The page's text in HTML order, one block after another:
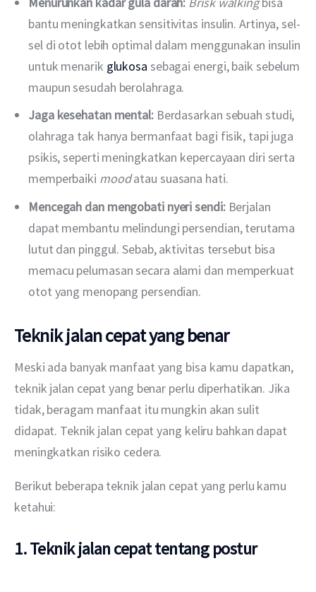
bantu meningkatkan sensitivitas insulin. Artinya, sel-
sel di otot lebih optimal dalam menggunakan insulin
untuk menarik glukosa sebagai energi, baik sebelum
maupun sesudah berolahraga.
Jaga kesehatan mental: Berdasarkan sebuah studi,
olahraga tak hanya bermanfaat bagi fisik, tapi juga
psikis, seperti meningkatkan kepercayaan diri serta
memperbaiki moodatau suasana hati.
Mencegah dan mengobati nyeri sendi: Berjalan
dapat membantu melindungi persendian, terutama
lutut dan pinggul. Sebab, aktivitas tersebut bisa
memacu pelumasan secara alami dan memperkuat
otot yang menopang persendian.
Teknik jalan cepat yang benar
Meski ada banyak manfaat yang bisa kamu dapatkan,
teknik jalan cepat yang benar perlu diperhatikan. Jika
tidak, beragam manfaat itu mungkin akan sulit
didapat. Teknik jalan cepat yang keliru bahkan dapat
meningkatkan risiko cedera.
Berikut beberapa teknik jalan cepat yang perlu kamu
ketahui:
1. Teknik jalan cepat tentang postur